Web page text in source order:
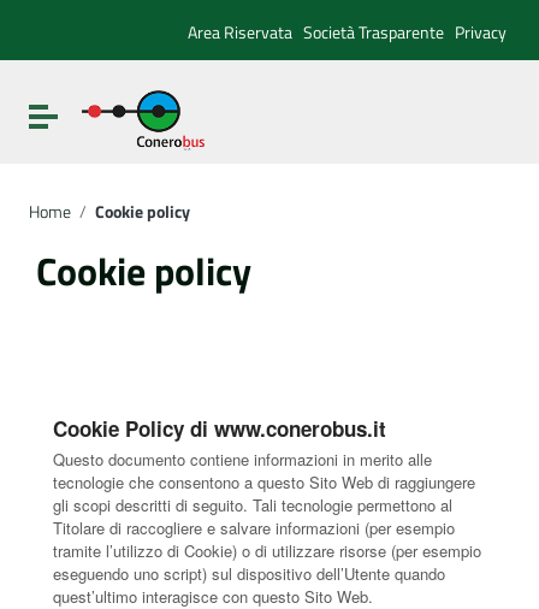
Vai al menu di navigazione
Vai al footer
Area Riservata Società Trasparente Privacy
Attiva / disattiva la navigazione
Home / Cookie policy
Cookie policy
Cookie Policy di www.conerobus.it
Questo documento contiene informazioni in merito alle
tecnologie che consentono a questo Sito Web di raggiungere
gli scopi descritti di seguito. Tali tecnologie permettono al
Titolare di raccogliere e salvare informazioni (per esempio
tramite l’utilizzo di Cookie) o di utilizzare risorse (per esempio
eseguendo uno script) sul dispositivo dell’Utente quando
quest’ultimo interagisce con questo Sito Web.